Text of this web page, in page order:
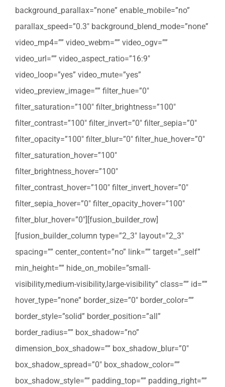
background_parallax=”none” enable_mobile=”no”
parallax_speed=”0.3″ background_blend_mode=”none”
video_mp4=”” video_webm=”” video_ogv=””
video_url=”” video_aspect_ratio=”16:9″
video_loop=”yes” video_mute=”yes”
video_preview_image=”” filter_hue=”0″
filter_saturation=”100″ filter_brightness=”100″
filter_contrast=”100″ filter_invert=”0″ filter_sepia=”0″
filter_opacity=”100″ filter_blur=”0″ filter_hue_hover=”0″
filter_saturation_hover=”100″
filter_brightness_hover=”100″
filter_contrast_hover=”100″ filter_invert_hover=”0″
filter_sepia_hover=”0″ filter_opacity_hover=”100″
filter_blur_hover=”0″][fusion_builder_row]
[fusion_builder_column type=”2_3″ layout=”2_3″
spacing=”” center_content=”no” link=”” target=”_self”
min_height=”” hide_on_mobile=”small-
visibility,medium-visibility,large-visibility” class=”” id=””
hover_type=”none” border_size=”0″ border_color=””
border_style=”solid” border_position=”all”
border_radius=”” box_shadow=”no”
dimension_box_shadow=”” box_shadow_blur=”0″
box_shadow_spread=”0″ box_shadow_color=””
box_shadow_style=”” padding_top=”” padding_right=””